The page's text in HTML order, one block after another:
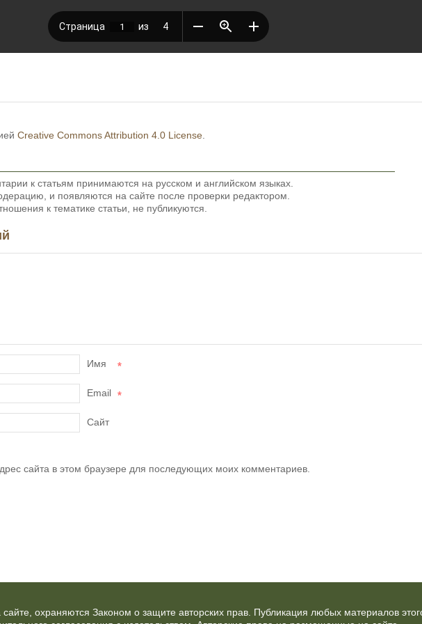
Creative Commons Attribution 4.0 License
к статьям принимаются на русском и английском языках.
и появляются на сайте после проверки редактором.
к тематике статьи, не публикуются.
Имя *
Email *
Сайт
сайта в этом браузере для последующих моих комментариев.
охраняются Законом о защите авторских прав. Публикация любых материалов